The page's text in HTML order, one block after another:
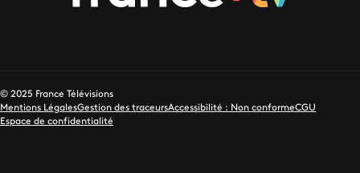
© 2025 France Télévisions
Mentions LégalesGestion des traceursAccessibilité : Non conformeCGU
Espace de confidentialité